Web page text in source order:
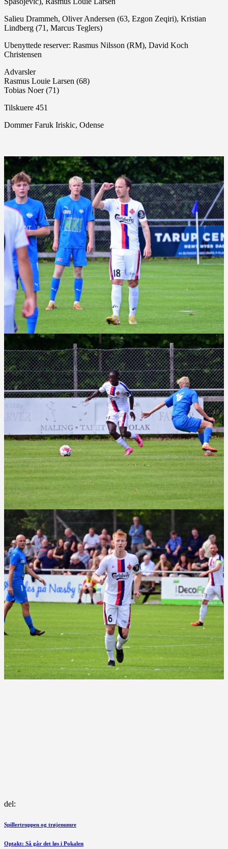
Salieu Drammeh, Oliver Andersen (63, Ezgon Zeqiri), Kristian
Lindberg (71, Marcus Teglers)
Ubenyttede reserver: Rasmus Nilsson (RM), David Koch
Christensen
Advarsler
Rasmus Louie Larsen (68)
Tobias Noer (71)
Tilskuere 451
Dommer Faruk Iriskic, Odense
del:
Indlægsnavigation
Forrige
Spillertruppen og trøjenumre
Næste
Optakt: Så går det løs i Pokalen